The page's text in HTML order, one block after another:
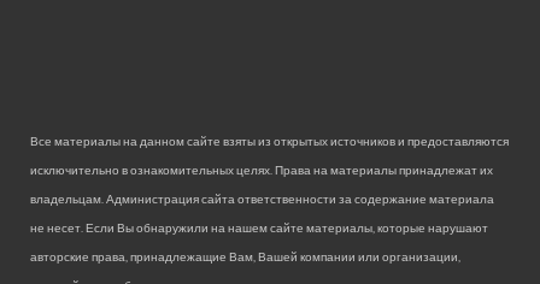
Все материалы на данном сайте взяты из открытых источников и предоставляются
исключительно в ознакомительных целях. Права на материалы принадлежат их
владельцам. Администрация сайта ответственности за содержание материала
не несет. Если Вы обнаружили на нашем сайте материалы, которые нарушают
авторские права, принадлежащие Вам, Вашей компании или организации,